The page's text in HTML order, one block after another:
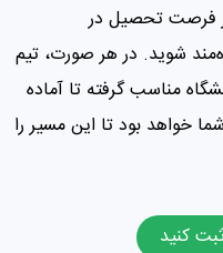
فرصت تحصیل در
شوید. در هر صورت، تیم
مناسب گرفته تا آماده
خواهد بود تا این مسیر را
کنید